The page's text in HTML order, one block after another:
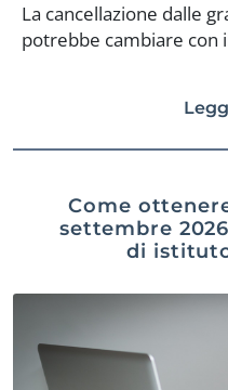
La cancellazione dalle
potrebbe cambiare con
Come
settembre
di